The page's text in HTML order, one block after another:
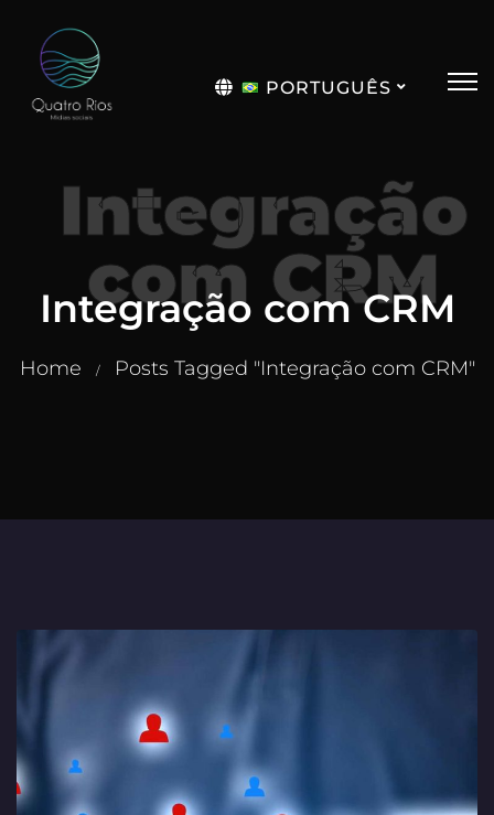
PORTUGUÊS
Integração
com CRM
Integração com CRM
Home / Posts Tagged "Integração com CRM"